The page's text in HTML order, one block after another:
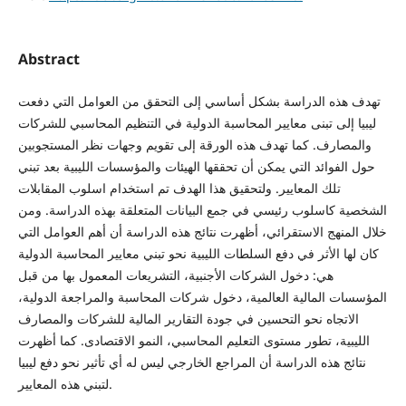
Abstract
تهدف هذه الدراسة بشكل أساسي إلى التحقق من العوامل التي دفعت
ليبيا إلى تبنى معايير المحاسبة الدولية في التنظيم المحاسبي للشركات
والمصارف. كما تهدف هذه الورقة إلى تقويم وجهات نظر المستجوبين
حول الفوائد التي يمكن أن تحققها الهيئات والمؤسسات الليبية بعد تبني
تلك المعايير. ولتحقيق هذا الهدف تم استخدام اسلوب المقابلات
الشخصية كاسلوب رئيسي في جمع البيانات المتعلقة بهذه الدراسة. ومن
خلال المنهج الاستقرائي، أظهرت نتائج هذه الدراسة أن أهم العوامل التي
كان لها الأثر في دفع السلطات الليبية نحو تبني معايير المحاسبة الدولية
هي: دخول الشركات الأجنبية، التشريعات المعمول بها من قبل
المؤسسات المالية العالمية، دخول شركات المحاسبة والمراجعة الدولية،
الاتجاه نحو التحسين في جودة التقارير المالية للشركات والمصارف
الليبية، تطور مستوى التعليم المحاسبي، النمو الاقتصادى. كما أظهرت
نتائج هذه الدراسة أن المراجع الخارجي ليس له أي تأثير نحو دفع ليبيا
لتبني هذه المعايير.